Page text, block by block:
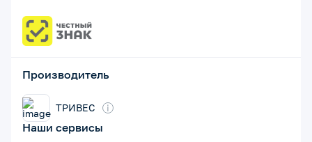
Производитель
ТРИВЕС i
Наши сервисы